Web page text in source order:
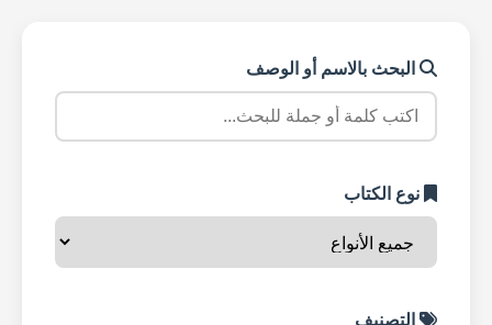
البحث بالاسم أو الوصف
نوع الكتاب
التصنيف